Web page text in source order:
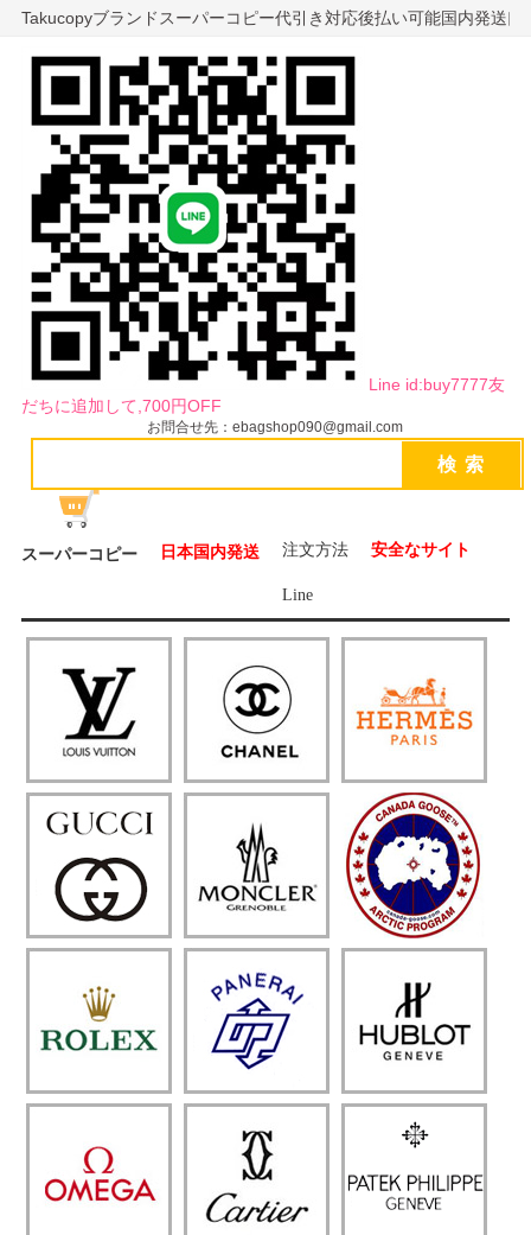
Takucopyブランドスーパーコピー代引き対応後払い可能国内発送
Line id:buy7777友
だちに追加して,700円OFF
お問合せ先：ebagshop090@gmail.com
スーパーコピー 日本国内発送 注文方法 安全なサイト
Line